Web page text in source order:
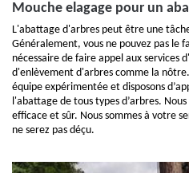
Mouche elagage pour un
L'abattage d'arbres peut être une
Généralement, vous ne pouvez pas le
nécessaire de faire appel aux services
d'enlèvement d'arbres comme la
équipe expérimentée et disposons
l'abattage de tous types d’arbres.
efficace et sûr. Nous sommes à votre
ne serez pas déçu.